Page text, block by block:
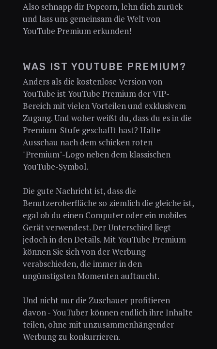
Also schnapp dir Popcorn, lehn dich zurück
und lass uns gemeinsam die Welt von
YouTube Premium erkunden!
WAS IST YOUTUBE PREMIUM?
Anders als die kostenlose Version von
YouTube ist YouTube Premium der VIP-
Bereich mit vielen Vorteilen und exklusivem
Zugang. Und woher weißt du, dass du es in die
Premium-Stufe geschafft hast? Halte
Ausschau nach dem schicken roten
"Premium"-Logo neben dem klassischen
YouTube-Symbol.
Die gute Nachricht ist, dass die
Benutzeroberfläche so ziemlich die gleiche ist,
egal ob du einen Computer oder ein mobiles
Gerät verwendest. Der Unterschied liegt
jedoch in den Details. Mit YouTube Premium
können Sie sich von der Werbung
verabschieden, die immer in den
ungünstigsten Momenten auftaucht.
Und nicht nur die Zuschauer profitieren
davon - YouTuber können endlich ihre Inhalte
teilen, ohne mit unzusammenhängender
Werbung zu konkurrieren.